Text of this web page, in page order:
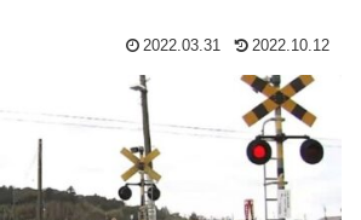
2022.03.31 2022.10.12